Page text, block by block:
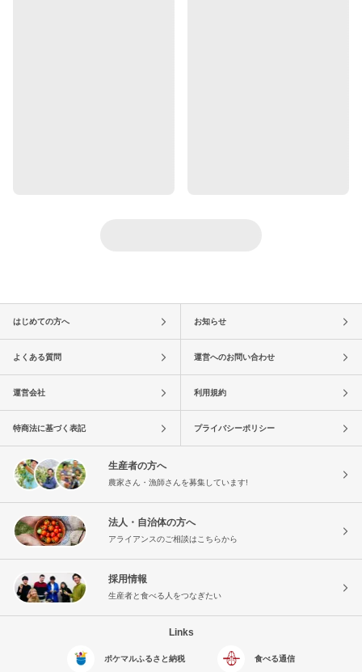
はじめての方へ お知らせ
よくある質問 運営へのお問い合わせ
運営会社 利用規約
特商法に基づく表記 プライバシーポリシー
生産者の方へ
農家さん・漁師さんを募集しています!
法人・自治体の方へ
アライアンスのご相談はこちらから
採用情報
生産者と食べる人をつなぎたい
Links
ポケマルふるさと納税 食べる通信